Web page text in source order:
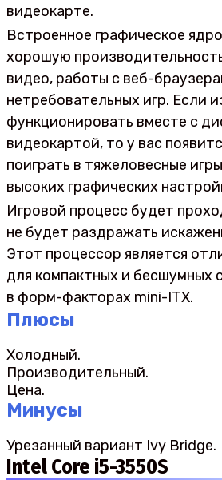
видеокарте.
Встроенное графическое
хорошую
видео, работы с веб-
нетребовательных игр. Если
функционировать вместе с
видеокартой, то у вас
поиграть в тяжеловесные
высоких графических
Игровой процесс будет
не будет раздражать
Этот процессор является
для компактных и бесшумных
в форм-факторах mini-ITX.
Плюсы
Холодный.
Производительный.
Цена.
Минусы
Урезанный вариант Ivy Bridge.
Intel Core i5-3550S